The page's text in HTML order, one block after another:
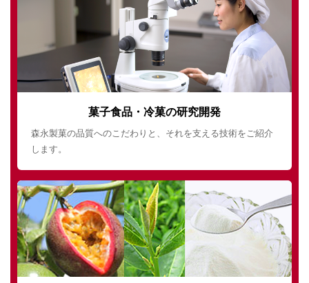
菓子食品・冷菓の研究開発
森永製菓の品質へのこだわりと、それを支える技術をご紹介
します。